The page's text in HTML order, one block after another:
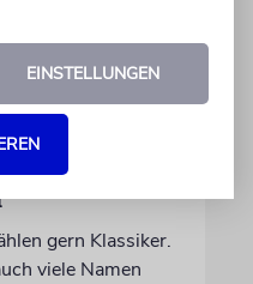
sind
gern Klassiker.
viele Namen
EINSTELLUNGEN